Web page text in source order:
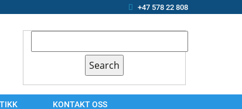
+47 578 22 808
KONTAKT OSS